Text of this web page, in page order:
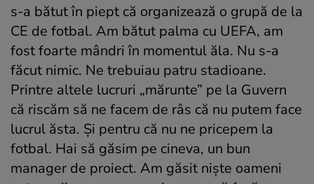
s-a bătut în piept că organizează o grupă de la
CE de fotbal. Am bătut palma cu UEFA, am
fost foarte mândri în momentul ăla. Nu s-a
făcut nimic. Ne trebuiau patru stadioane.
Printre altele lucruri „mărunte” pe la Guvern
că riscăm să ne facem de râs că nu putem face
lucrul ăsta. Și pentru că nu ne pricepem la
fotbal. Hai să găsim pe cineva, un bun
manager de proiect. Am găsit niște oameni